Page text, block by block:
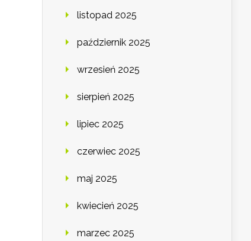
listopad 2025
październik 2025
wrzesień 2025
sierpień 2025
lipiec 2025
czerwiec 2025
maj 2025
kwiecień 2025
marzec 2025